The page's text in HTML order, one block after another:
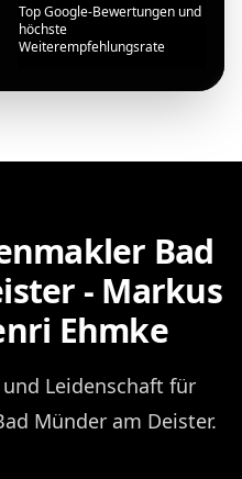
Top Google-Bewertungen und
höchste
Weiterempfehlungsrate
Bad
- Markus
Ehmke
Leidenschaft für
Münder am Deister.